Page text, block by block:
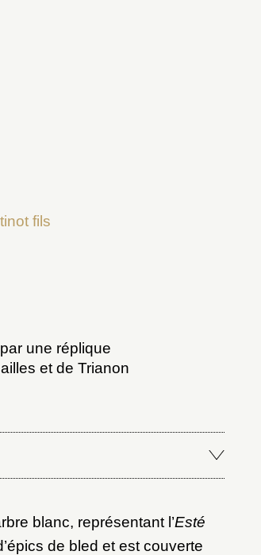
fils
une réplique
et de Trianon
blanc, représentant l’Esté
de bled et est couverte
la notice